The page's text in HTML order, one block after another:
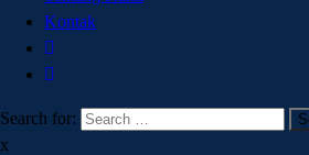
Kontak
Search for:
x